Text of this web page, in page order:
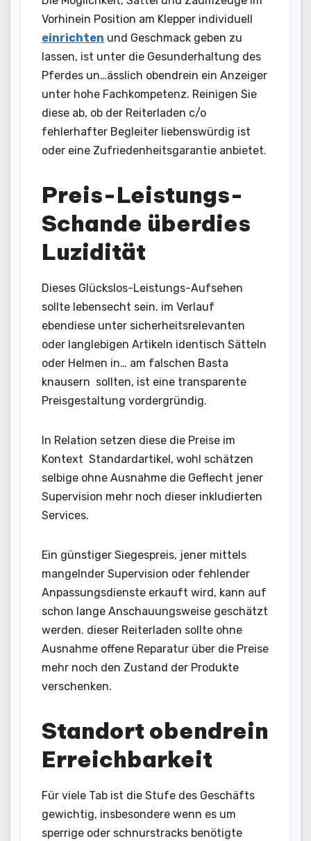
Vorhinein Position am Klepper individuell
einrichten und Geschmack geben zu
lassen, ist unter die Gesunderhaltung des
Pferdes un…ässlich obendrein ein Anzeiger
unter hohe Fachkompetenz. Reinigen Sie
diese ab, ob der Reiterladen c/o
fehlerhafter Begleiter liebenswürdig ist
oder eine Zufriedenheitsgarantie anbietet.
Preis-Leistungs-
Schande überdies
Luzidität
Dieses Glückslos-Leistungs-Aufsehen
sollte lebensecht sein. im Verlauf
ebendiese unter sicherheitsrelevanten
oder langlebigen Artikeln identisch Sätteln
oder Helmen in… am falschen Basta
knausern sollten, ist eine transparente
Preisgestaltung vordergründig.
In Relation setzen diese die Preise im
Kontext Standardartikel, wohl schätzen
selbige ohne Ausnahme die Geflecht jener
Supervision mehr noch dieser inkludierten
Services.
Ein günstiger Siegespreis, jener mittels
mangelnder Supervision oder fehlender
Anpassungsdienste erkauft wird, kann auf
schon lange Anschauungsweise geschätzt
werden. dieser Reiterladen sollte ohne
Ausnahme offene Reparatur über die Preise
mehr noch den Zustand der Produkte
verschenken.
Standort obendrein
Erreichbarkeit
Für viele Tab ist die Stufe des Geschäfts
gewichtig, insbesondere wenn es um
sperrige oder schnurstracks benötigte